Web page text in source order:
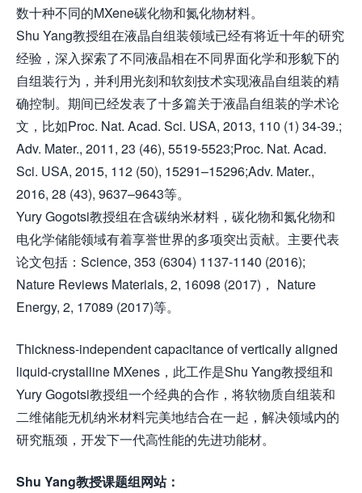
数十种不同的MXene碳化物和氮化物材料。
Shu Yang教授组在液晶自组装领域已经有将近十年的研究
经验，深入探索了不同液晶相在不同界面化学和形貌下的
自组装行为，并利用光刻和软刻技术实现液晶自组装的精
确控制。期间已经发表了十多篇关于液晶自组装的学术论
文，比如Proc. Nat. Acad. Sci. USA, 2013, 110 (1) 34-39.;
Adv. Mater., 2011, 23 (46), 5519-5523;Proc. Nat. Acad.
Sci. USA, 2015, 112 (50), 15291–15296;Adv. Mater.,
2016, 28 (43), 9637–9643等。
Yury Gogotsi教授组在含碳纳米材料，碳化物和氮化物和
电化学储能领域有着享誉世界的多项突出贡献。主要代表
论文包括：Science, 353 (6304) 1137-1140 (2016);
Nature Reviews Materials, 2, 16098 (2017)， Nature
Energy, 2, 17089 (2017)等。
Thickness-independent capacitance of vertically aligned
liquid-crystalline MXenes，此工作是Shu Yang教授组和
Yury Gogotsi教授组一个经典的合作，将软物质自组装和
二维储能无机纳米材料完美地结合在一起，解决领域内的
研究瓶颈，开发下一代高性能的先进功能材。
Shu Yang教授课题组网站：